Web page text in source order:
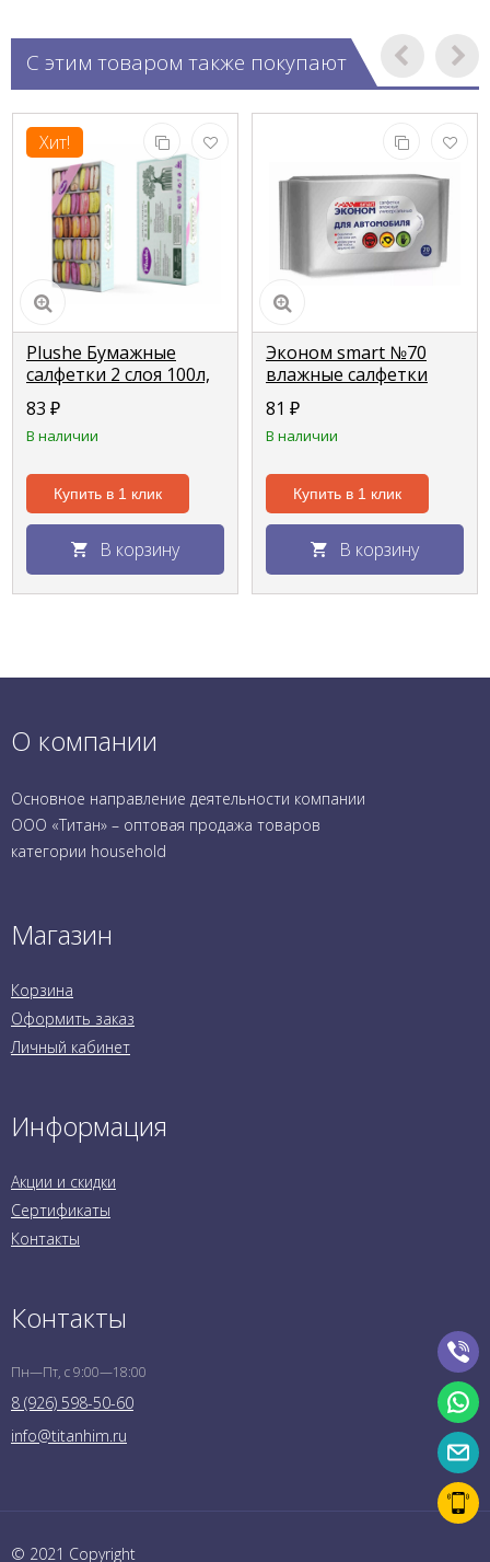
С этим товаром также покупают
Хит!
Plushe Бумажные
салфетки 2 слоя 100л,
в коробочке Ассорти
83 ₽
В наличии
Купить в 1 клик
В корзину
Эконом smart №70
влажные салфетки
универсальные ДЛЯ
АВТОМОБИЛЯ
81 ₽
В наличии
Купить в 1 клик
В корзину
О компании
Основное направление деятельности компании
ООО «Титан» – оптовая продажа товаров
категории household
Магазин
Корзина
Оформить заказ
Личный кабинет
Информация
Акции и скидки
Сертификаты
Контакты
Контакты
Пн—Пт, с 9:00—18:00
8 (926) 598-50-60
info@titanhim.ru
© 2021 Copyright